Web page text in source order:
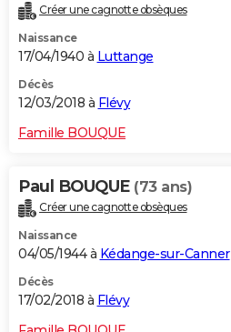
Créer une cagnotte obsèques
Naissance
17/04/1940 à Luttange
Décès
12/03/2018 à Flévy
Famille BOUQUE
Paul BOUQUE (73 ans)
Créer une cagnotte obsèques
Naissance
04/05/1944 à Kédange-sur-Canner
Décès
17/02/2018 à Flévy